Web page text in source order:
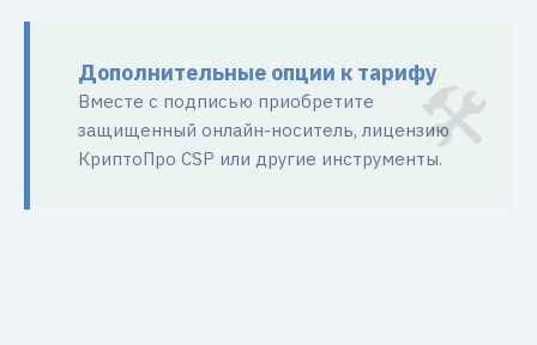
Дополнительные опции к тарифу
Вместе с подписью приобретите
защищенный онлайн-носитель, лицензию
КриптоПро CSP или другие инструменты.